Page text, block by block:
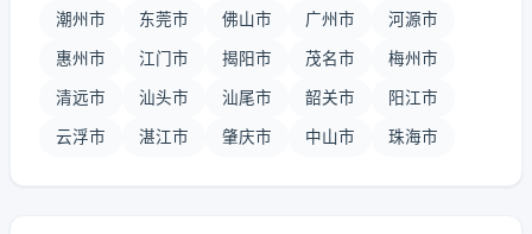
潮州市 东莞市 佛山市 广州市 河源市
惠州市 江门市 揭阳市 茂名市 梅州市
清远市 汕头市 汕尾市 韶关市 阳江市
云浮市 湛江市 肇庆市 中山市 珠海市